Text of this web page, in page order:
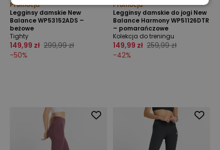
Promocja
Legginsy damskie New
Balance WP53152ADS –
beżowe
Tighty
149,99 zł 299,99 zł
-50%
Promocja
Legginsy damskie do jogi New
Balance Harmony WP51126DTR
– pomarańczowe
Kolekcja do treningu
149,99 zł 259,99 zł
-42%